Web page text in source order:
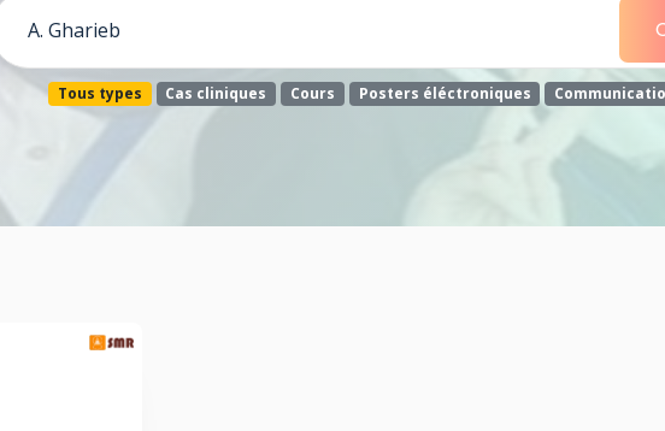
Tous types Cas cliniques Cours Posters éléctroniques